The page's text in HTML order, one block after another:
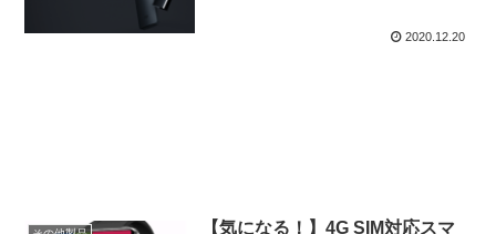
2020.12.20
【気になる！】4G SIM対応スマ